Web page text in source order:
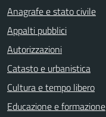
Anagrafe e stato civile
Appalti pubblici
Autorizzazioni
Catasto e urbanistica
Cultura e tempo libero
Educazione e formazione